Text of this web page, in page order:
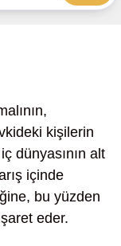
kişilerin
dünyasının alt
içinde
bu yüzden
eder.